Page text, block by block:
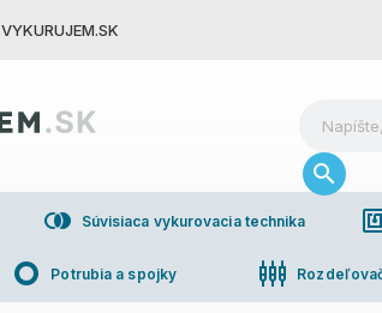
join_right Súvisiaca vykurovacia technika
trip_origin Potrubia a spojky settings_input_component